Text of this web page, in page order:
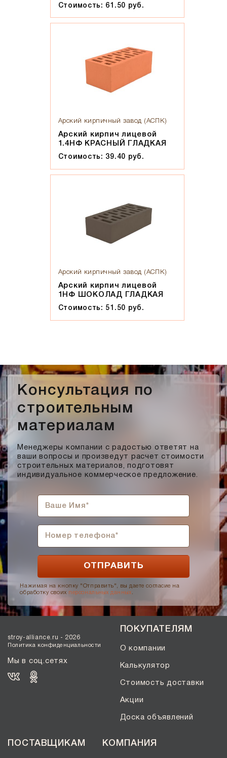
Стоимость: 61.50 руб.
Арский кирпичный завод (АСПК)
Арский кирпич лицевой
1.4НФ КРАСНЫЙ ГЛАДКАЯ
Стоимость: 39.40 руб.
Арский кирпичный завод (АСПК)
Арский кирпич лицевой
1НФ ШОКОЛАД ГЛАДКАЯ
Стоимость: 51.50 руб.
Консультация по
строительным
материалам
Менеджеры компании с радостью ответят на
ваши вопросы и произведут расчет стоимости
строительных материалов, подготовят
индивидуальное коммерческое предложение.
Нажимая на кнопку "Отправить", вы даете согласие на
обработку своих персональных данных
stroy-alliance.ru - 2026
Политика конфиденциальности
Мы в соц.сетях
ПОКУПАТЕЛЯМ
О компании
Калькулятор
Стоимость доставки
Акции
Доска объявлений
ПОСТАВЩИКАМ КОМПАНИЯ